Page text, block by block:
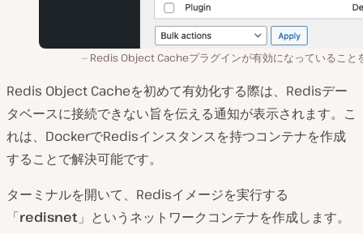
Redis Object Cacheプラグインが有効になっていること
Redis Object Cacheを初めて有効化する際は、Redisデー
タベースに接続できない旨を伝える通知が表示されます。こ
れは、DockerでRedisインスタンスを持つコンテナを作成
することで解決可能です。
ターミナルを開いて、Redisイメージを実行する
「redisnet 」というネットワークコンテナを作成します。